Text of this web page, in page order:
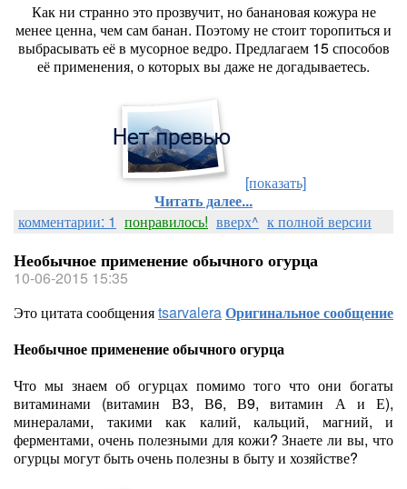
Как ни странно это прозвучит, но банановая кожура не
менее ценна, чем сам банан. Поэтому не стоит торопиться и
выбрасывать её в мусорное ведро. Предлагаем 15 способов
её применения, о которых вы даже не догадываетесь.
[показать]
Читать далее...
комментарии: 1 понравилось! вверх^ к полной версии
Необычное применение обычного огурца
10-06-2015 15:35
Это цитата сообщенияtsarvaleraОригинальное сообщение
Необычное применение обычного огурца
Что мы знаем об огурцах помимо того что они богаты
витаминами (витамин В3, В6, В9, витамин А и Е),
минералами, такими как калий, кальций, магний, и
ферментами, очень полезными для кожи? Знаете ли вы, что
огурцы могут быть очень полезны в быту и хозяйстве?